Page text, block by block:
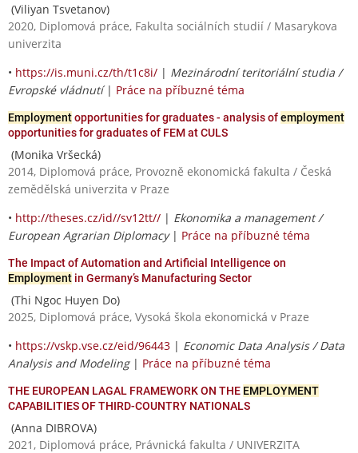
(Viliyan Tsvetanov)
2020, Diplomová práce, Fakulta sociálních studií / Masarykova
univerzita
• https://is.muni.cz/th/t1c8i/ | Mezinárodní teritoriální studia /
Evropské vládnutí| Práce na příbuzné téma
Employmentopportunities for graduates - analysis ofemployment
opportunities for graduates of FEM at CULS
(Monika Vršecká)
2014, Diplomová práce, Provozně ekonomická fakulta / Česká
zemědělská univerzita v Praze
• http://theses.cz/id//sv12tt// | Ekonomika a management /
European Agrarian Diplomacy| Práce na příbuzné téma
The Impact of Automation and Artificial Intelligence on
Employment in Germany’s Manufacturing Sector
(Thi Ngoc Huyen Do)
2025, Diplomová práce, Vysoká škola ekonomická v Praze
• https://vskp.vse.cz/eid/96443 | Economic Data Analysis / Data
Analysis and Modeling| Práce na příbuzné téma
THE EUROPEAN LAGAL FRAMEWORK ON THE EMPLOYMENT
CAPABILITIES OF THIRD-COUNTRY NATIONALS
(Anna DIBROVA)
2021, Diplomová práce, Právnická fakulta / UNIVERZITA